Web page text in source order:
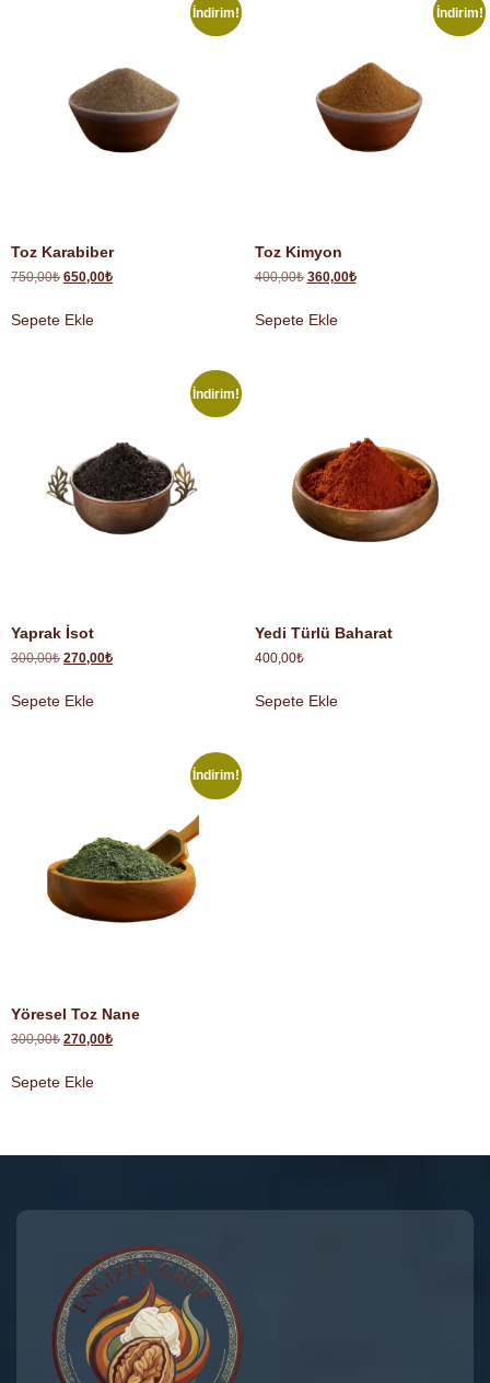
İndirim!
Toz Karabiber
750,00₺ 650,00₺
Sepete Ekle
İndirim!
Toz Kimyon
400,00₺ 360,00₺
Sepete Ekle
İndirim!
Yaprak İsot
300,00₺ 270,00₺
Sepete Ekle
Yedi Türlü Baharat
400,00₺
Sepete Ekle
İndirim!
Yöresel Toz Nane
300,00₺ 270,00₺
Sepete Ekle